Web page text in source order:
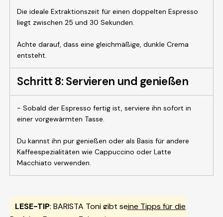
Die ideale Extraktionszeit für einen doppelten Espresso
liegt zwischen 25 und 30 Sekunden.
Achte darauf, dass eine gleichmäßige, dunkle Crema
entsteht.
Schritt 8: Servieren und genießen
- Sobald der Espresso fertig ist, serviere ihn sofort in
einer vorgewärmten Tasse.
Du kannst ihn pur genießen oder als Basis für andere
Kaffeespezialitäten wie Cappuccino oder Latte
Macchiato verwenden.
LESE-TIP: BARISTA Toni gibt seine Tipps für die